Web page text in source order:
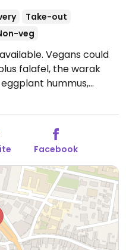
Take-out
veg
Vegans could
falafel, the warak
hummus,
and fruit salad.
sure.Open Mon-Sat
Facebook